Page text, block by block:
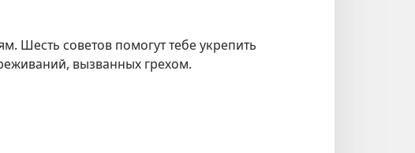
Шесть советов помогут тебе укрепить
вызванных грехом.